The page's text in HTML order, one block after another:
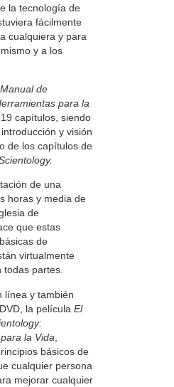
la tecnología de
fácilmente
cualquiera y para
y a los
de
para la
capítulos, siendo
y visión
de los capítulos de
de una
horas y media de
de
que estas
de
virtualmente
todas partes.
línea y también
la película El
la Vida
básicos de
cualquier persona
mejorar cualquier